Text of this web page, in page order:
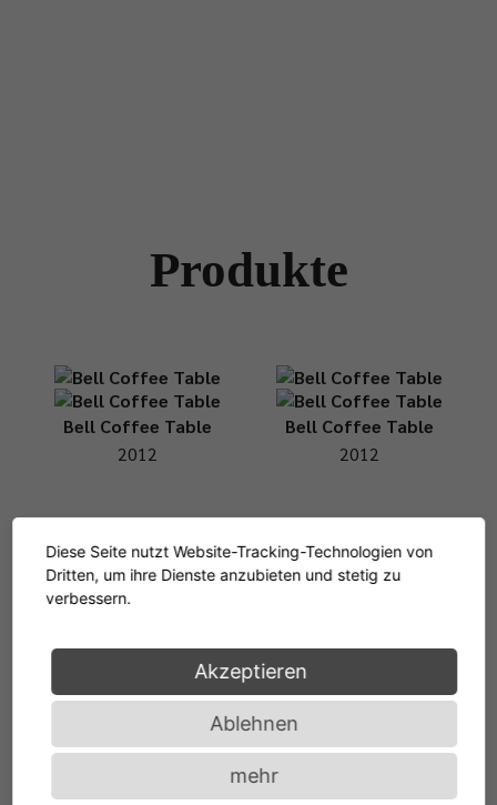
Produkte
Bell Coffee Table
2012
Bell Coffee Table
2012
Bow Coffee Table No. 1
Diese Seite nutzt Website-Tracking-Technologien von
Dritten, um ihre Dienste anzubieten und stetig zu
verbessern.
Akzeptieren
Ablehnen
mehr